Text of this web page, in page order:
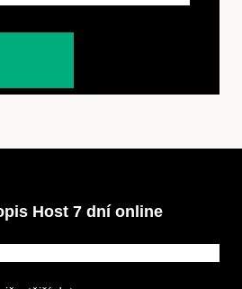
Host 7 dní online